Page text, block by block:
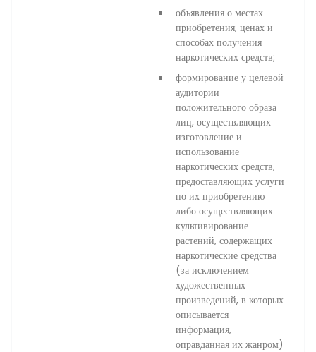
объявления о местах
приобретения, ценах и
способах получения
наркотических средств;
формирование у целевой
аудитории
положительного образа
лиц, осуществляющих
изготовление и
использование
наркотических средств,
предоставляющих услуги
по их приобретению
либо осуществляющих
культивирование
растений, содержащих
наркотические средства
(за исключением
художественных
произведений, в которых
описывается
информация,
оправданная их жанром)